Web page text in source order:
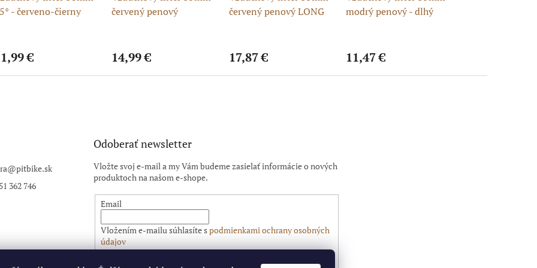
- červeno-čierny
€
červený penový
14,99 €
červený penový LONG
17,87 €
modrý penový - dlhý
11,47 €
@pitbike.sk
362 746
Odoberať newsletter
Vložte svoj e-mail a my Vám budeme zasielať informácie o nových
produktoch na našom e-shope.
Email
Vložením e-mailu súhlasíte spodmienkami ochrany osobných
údajov